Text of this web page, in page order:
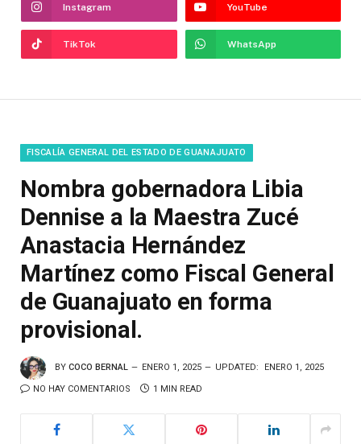
Instagram YouTube
TikTok WhatsApp
FISCALÍA GENERAL DEL ESTADO DE GUANAJUATO
Nombra gobernadora Libia
Dennise a la Maestra Zucé
Anastacia Hernández
Martínez como Fiscal General
de Guanajuato en forma
provisional.
BY COCO BERNAL ENERO 1, 2025 UPDATED: ENERO 1, 2025
NO HAY COMENTARIOS 1 MIN READ